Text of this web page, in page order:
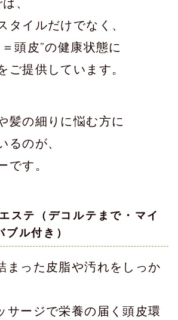
、
タイルだけでなく、
頭皮”の健康状態に
ご提供しています。
髪の細りに悩む方に
るのが、
です。
ステ（デコルテまで・マイ
ル付き）
まった皮脂や汚れをしっか
サージで栄養の届く頭皮環